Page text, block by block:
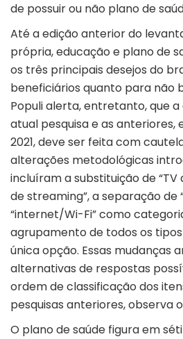
de possuir ou não plano de
Até a edição anterior do
própria, educação e plano de
os três principais desejos do
beneficiários quanto para não
Populi alerta, entretanto, que
atual pesquisa e as anteriores,
2021, deve ser feita com
alterações metodológicas
incluíram a substituição de “TV
de streaming”, a separação de
“internet/Wi-Fi” como
agrupamento de todos os
única opção. Essas mudanças
alternativas de respostas
ordem de classificação dos
pesquisas anteriores, observa
O plano de saúde figura em